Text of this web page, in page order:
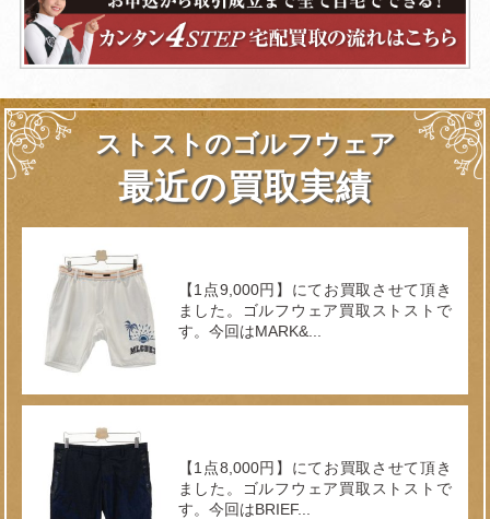
ストストのゴルフウェア
最近の買取実績
【1点9,000円】にてお買取させて頂き
ました。ゴルフウェア買取ストストで
す。今回はMARK&...
【1点8,000円】にてお買取させて頂き
ました。ゴルフウェア買取ストストで
す。今回はBRIEF...